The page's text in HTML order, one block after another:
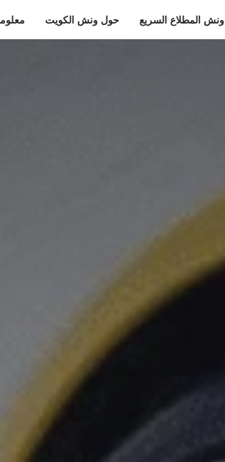
ونش المطلاع السريع حول ونش الكويت